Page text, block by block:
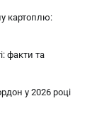
картоплю:
факти та
у 2026 році